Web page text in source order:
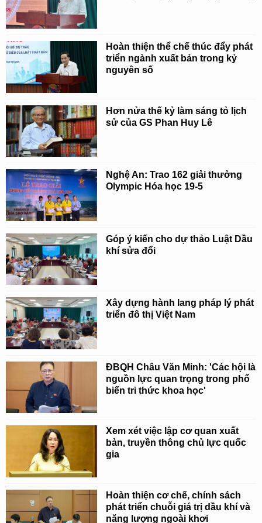
Hoàn thiện thể chế thúc đẩy phát
triển ngành xuất bản trong kỷ
nguyên số
Hơn nửa thế kỷ làm sáng tỏ lịch
sử của GS Phan Huy Lê
Nghệ An: Trao 162 giải thưởng
Olympic Hóa học 19-5
Góp ý kiến cho dự thảo Luật Dầu
khí sửa đổi
Xây dựng hành lang pháp lý phát
triển đô thị Việt Nam
ĐBQH Châu Văn Minh: 'Các hội là
nguồn lực quan trọng trong phổ
biến tri thức khoa học'
Xem xét việc lập cơ quan xuất
bản, truyền thông chủ lực quốc
gia
Hoàn thiện cơ chế, chính sách
phát triển chuỗi giá trị dầu khí và
năng lượng ngoài khơi